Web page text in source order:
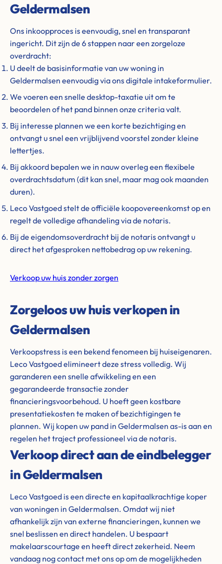
Geldermalsen
Ons inkoopproces is eenvoudig, snel en transparant
ingericht. Dit zijn de 6 stappen naar een zorgeloze
overdracht:
U deelt de basisinformatie van uw woning in
Geldermalsen eenvoudig via ons digitale intakeformulier.
We voeren een snelle desktop-taxatie uit om te
beoordelen of het pand binnen onze criteria valt.
Bij interesse plannen we een korte bezichtiging en
ontvangt u snel een vrijblijvend voorstel zonder kleine
lettertjes.
Bij akkoord bepalen we in nauw overleg een flexibele
overdrachtsdatum (dit kan snel, maar mag ook maanden
duren).
Leco Vastgoed stelt de officiële koopovereenkomst op en
regelt de volledige afhandeling via de notaris.
Bij de eigendomsoverdracht bij de notaris ontvangt u
direct het afgesproken nettobedrag op uw rekening.
Verkoop uw huis zonder zorgen
Zorgeloos uw huis verkopen in
Geldermalsen
Verkoopstress is een bekend fenomeen bij huiseigenaren.
Leco Vastgoed elimineert deze stress volledig. Wij
garanderen een snelle afwikkeling en een
gegarandeerde transactie zonder
financieringsvoorbehoud. U hoeft geen kostbare
presentatiekosten te maken of bezichtigingen te
plannen. Wij kopen uw pand in Geldermalsen as-is aan en
regelen het traject professioneel via de notaris.
Verkoop direct aan de eindbelegger
in Geldermalsen
Leco Vastgoed is een directe en kapitaalkrachtige koper
van woningen in Geldermalsen. Omdat wij niet
afhankelijk zijn van externe financieringen, kunnen we
snel beslissen en direct handelen. U bespaart
makelaarscourtage en heeft direct zekerheid. Neem
vandaag nog contact met ons op om de mogelijkheden